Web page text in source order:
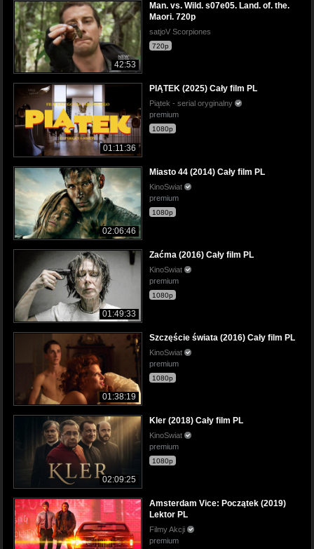
42:53
Man. vs. Wild. s07e05. Land. of. the.
Maori. 720p
satjoV Scorpiones
720p
01:11:36
PIĄTEK (2025) Cały film PL
Piątek - serial oryginalny
premium
1080p
02:06:46
Miasto 44 (2014) Cały film PL
KinoSwiat
premium
1080p
01:49:33
Zaćma (2016) Cały film PL
KinoSwiat
premium
1080p
01:38:19
Szczęście świata (2016) Cały film PL
KinoSwiat
premium
1080p
02:09:25
Kler (2018) Cały film PL
KinoSwiat
premium
1080p
Amsterdam Vice: Początek (2019)
Lektor PL
Filmy Akcji
premium